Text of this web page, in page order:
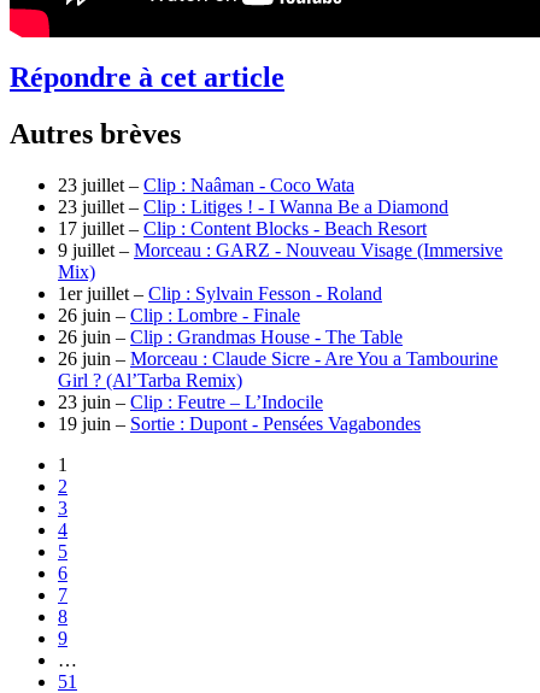
Répondre à cet article
Autres brèves
23 juillet – Clip : Naâman - Coco Wata
23 juillet – Clip : Litiges ! - I Wanna Be a Diamond
17 juillet – Clip : Content Blocks - Beach Resort
9 juillet – Morceau : GARZ - Nouveau Visage (Immersive
Mix)
1er juillet – Clip : Sylvain Fesson - Roland
26 juin – Clip : Lombre - Finale
26 juin – Clip : Grandmas House - The Table
26 juin – Morceau : Claude Sicre - Are You a Tambourine
Girl ? (Al’Tarba Remix)
23 juin – Clip : Feutre – L’Indocile
19 juin – Sortie : Dupont - Pensées Vagabondes
1
2
3
4
5
6
7
8
9
…
51